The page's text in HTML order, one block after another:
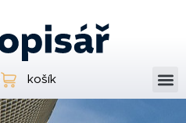
košík